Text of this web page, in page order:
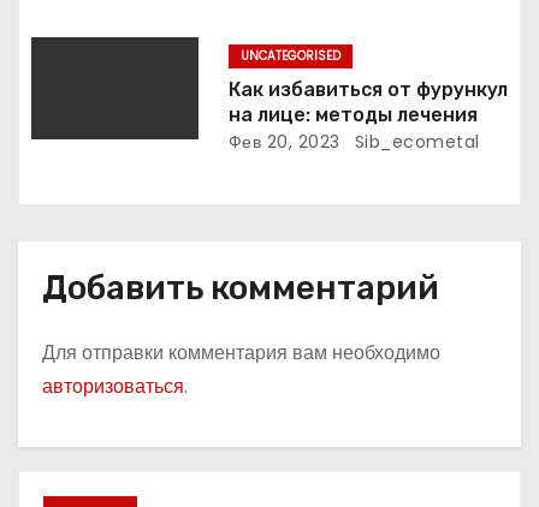
UNCATEGORISED
Как избавиться от фурункул
на лице: методы лечения
Фев 20, 2023 Sib_ecometal
Добавить комментарий
Для отправки комментария вам необходимо
авторизоваться.